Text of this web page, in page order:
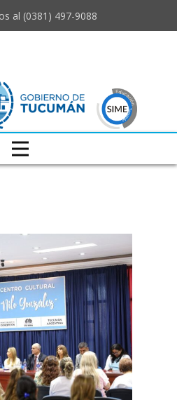
al (0381) ​497-9088